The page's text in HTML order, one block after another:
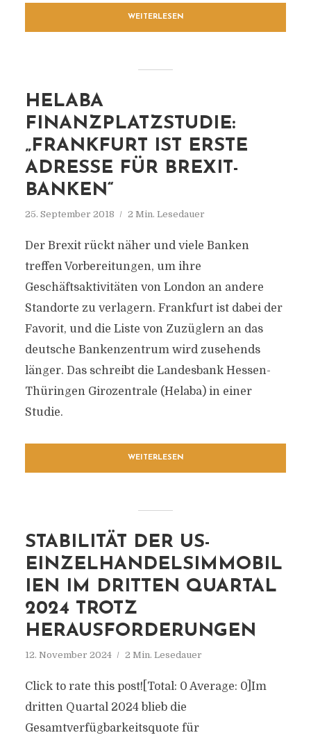
WEITERLESEN
HELABA
FINANZPLATZSTUDIE:
„FRANKFURT IST ERSTE
ADRESSE FÜR BREXIT-
BANKEN“
25. September 2018 2 Min. Lesedauer
Der Brexit rückt näher und viele Banken
treffen Vorbereitungen, um ihre
Geschäftsaktivitäten von London an andere
Standorte zu verlagern. Frankfurt ist dabei der
Favorit, und die Liste von Zuzüglern an das
deutsche Bankenzentrum wird zusehends
länger. Das schreibt die Landesbank Hessen-
Thüringen Girozentrale (Helaba) in einer
Studie.
WEITERLESEN
STABILITÄT DER US-
EINZELHANDELSIMMOBIL
IEN IM DRITTEN QUARTAL
2024 TROTZ
HERAUSFORDERUNGEN
12. November 2024 2 Min. Lesedauer
Click to rate this post![Total: 0 Average: 0]Im
dritten Quartal 2024 blieb die
Gesamtverfügbarkeitsquote für